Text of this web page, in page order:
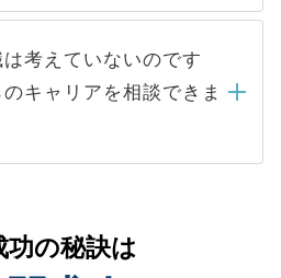
うと、応募が殺到する場
求める条件に合った人材の
社に依頼するケースが増え
はありません。内定先へ
キャリアパートナーが行い
することはありませんの
さい。当サイトからの登録
ご登録者様の個人情報は、
アアップおよび転職活動の
用いたします。お預かりし
人データはご本人の許可
取り扱いについての厳密な
した事業者のみに付与され
考えていないのです
キャリアを相談できま
在の医療機関の状況や紹介
がら、適切なアドバイスを
功の秘訣は